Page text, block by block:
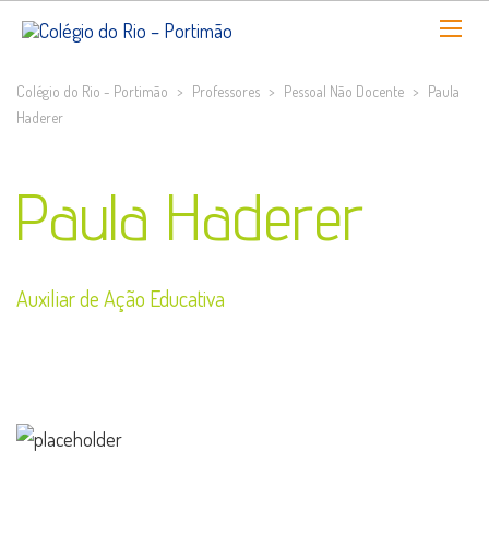
Colégio do Rio - Portimão > Professores > Pessoal Não Docente > Paula
Haderer
Paula Haderer
Auxiliar de Ação Educativa